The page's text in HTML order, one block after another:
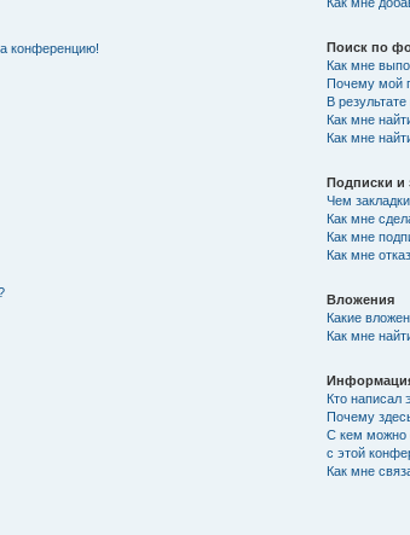
конференцию!
Поиск по
Как мне
Почему мой
В
Как мне
Как мне
Подписки и
Чем
Как мне
Как мне
Как мне
Вложения
Какие
Как мне
Кто написал
Почему
С кем можно
с этой
Как мне